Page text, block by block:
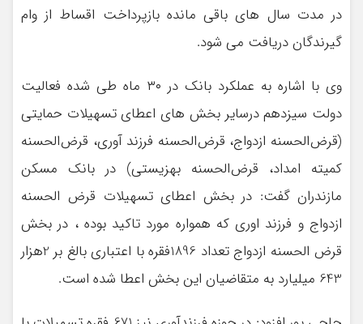
در مدت سال های باقی مانده بازپرداخت اقساط از وام
گیرندگان دریافت می شود.
وی با اشاره به عملکرد بانک در ۳۰ ماه طی شده فعالیت
دولت سیزدهم درسایر بخش های اعطای تسهیلات حمایتی
(قرض‌الحسنه ازدواج، قرض‌الحسنه فرزند آوری، قرض‌الحسنه
کمیته امداد، قرض‌الحسنه بهزیستی) در بانک مسکن
مازندران گفت: در بخش اعطای تسهیلات قرض الحسنه
ازدواج و فرزند اوری که همواره مورد تاکید بوده ، در بخش
قرض الحسنه ازدواج تعداد 1896فقره با اعتباری بالغ بر 2هزار
643 میلیارد به متقاضیان این بخش اعطا شده است.